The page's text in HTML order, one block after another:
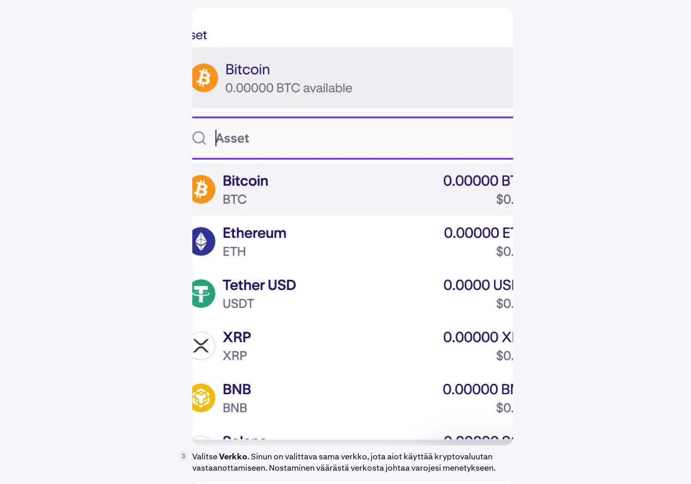
3 ValitseVerkko. Sinun on valittava sama verkko, jota aiot käyttää kryptovaluutan
vastaanottamiseen. Nostaminen väärästä verkosta johtaa varojesi menetykseen.